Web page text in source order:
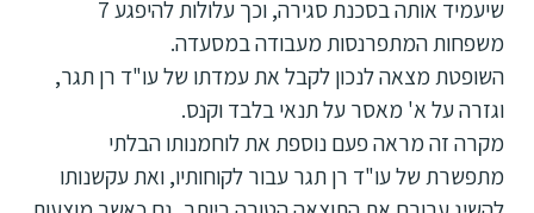
שיעמיד אותה בסכנת סגירה, וכך עלולות להיפגע 7
משפחות המתפרנסות מעבודה במסעדה.
השופטת מצאה לנכון לקבל את עמדתו של עו"ד רן תגר,
וגזרה על א' מאסר על תנאי בלבד וקנס.
מקרה זה מראה פעם נוספת את לוחמנותו הבלתי
מתפשרת של עו"ד רן תגר עבור לקוחותיו, ואת עקשנותו